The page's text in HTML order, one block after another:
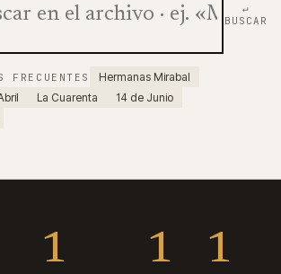
↵
BUSCAR
FRECUENTES
Hermanas Mirabal
La Cuarenta
14 de Junio
1 1 1